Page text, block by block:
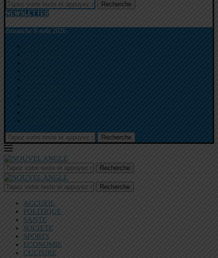
Recherche
NEWSLETTER
dimanche 9 août 2026
Recherche
Recherche
Recherche
ACCUEIL
POLITIQUE
SANTE
SOCIETE
SPORTS
ECONOMIE
CULTURE